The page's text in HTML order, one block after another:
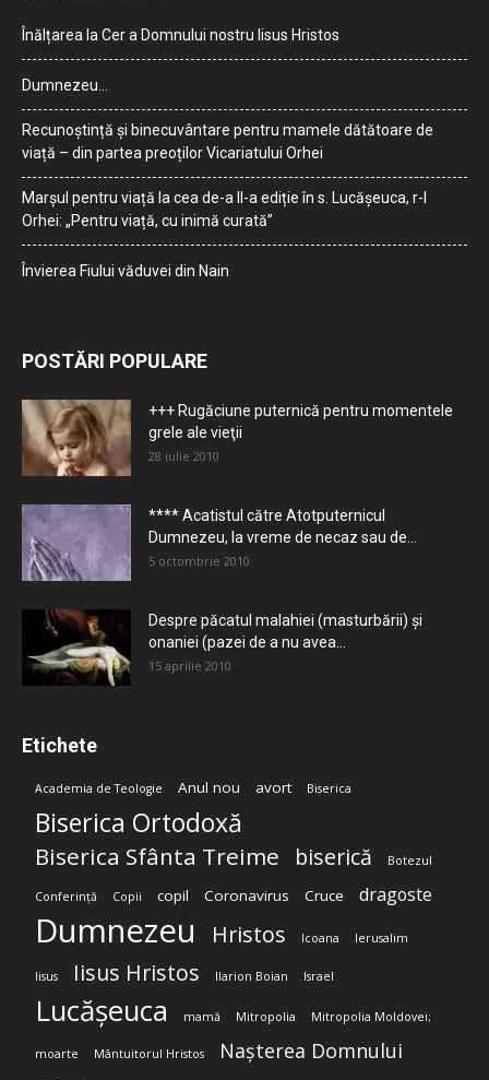
Înălțarea la Cer a Domnului nostru Iisus Hristos
Dumnezeu…
Recunoștință și binecuvântare pentru mamele dătătoare de
viață – din partea preoților Vicariatului Orhei
Marșul pentru viață la cea de-a II-a ediție în s. Lucășeuca, r-l
Orhei: „Pentru viață, cu inimă curată”
Învierea Fiului văduvei din Nain
POSTĂRI POPULARE
+++ Rugăciune puternică pentru momentele
grele ale vieţii
28 iulie 2010
**** Acatistul către Atotputernicul
Dumnezeu, la vreme de necaz sau de...
5 octombrie 2010
Despre păcatul malahiei (masturbării) şi
onaniei (pazei de a nu avea...
15 aprilie 2010
Etichete
Academia de Teologie Anul nou avort Biserica
Biserica Ortodoxă
Biserica Sfânta Treime biserică Botezul
Conferință Copii copil Coronavirus Cruce dragoste
Dumnezeu Hristos Icoana Ierusalim
Iisus Iisus Hristos Ilarion Boian Israel
Lucășeuca mamă Mitropolia Mitropolia Moldovei;
moarte Mântuitorul Hristos Nașterea Domnului